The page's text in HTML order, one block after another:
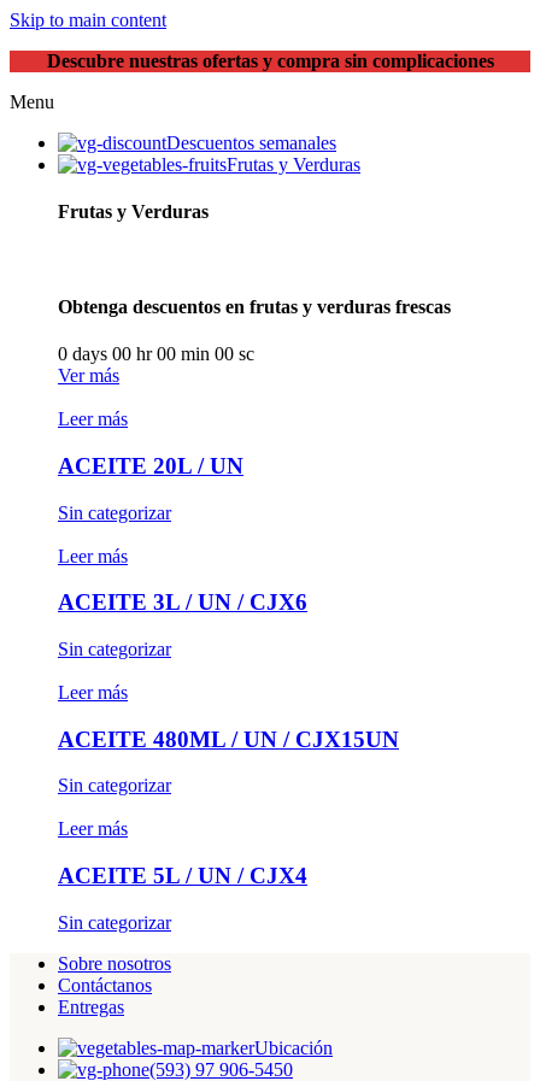
Skip to main content
Descubre nuestras ofertas y compra sin complicaciones
Menu
Descuentos semanales
Frutas y Verduras
Frutas y Verduras
Obtenga descuentos en frutas y verduras frescas
0 days 00 hr00 min 00 sc
Ver más
Leer más
ACEITE 20L / UN
Sin categorizar
Leer más
ACEITE 3L / UN / CJX6
Sin categorizar
Leer más
ACEITE 480ML / UN / CJX15UN
Sin categorizar
Leer más
ACEITE 5L / UN / CJX4
Sin categorizar
Sobre nosotros
Contáctanos
Entregas
Ubicación
(593) 97 906-5450